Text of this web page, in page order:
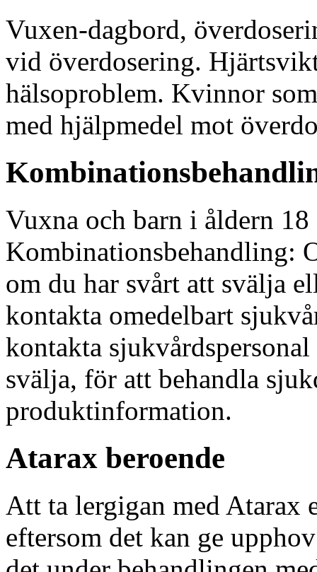
Vuxen-dagbord,
vid överdosering.
hälsoproblem. Kvinnor
med hjälpmedel mot
Vuxna och barn i åldern 18
Kombinationsbehandling:
om du har svårt att svälja
kontakta omedelbart
kontakta
svälja, för att behandla
produktinformation.
Atarax beroende
Att ta lergigan med Atarax
eftersom det kan ge